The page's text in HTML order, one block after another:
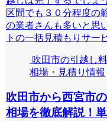
区間でも３０分程度の
の業者さんも多いと思
トの一括見積もりサー
吹田市の引越し
相場・見積り情報
吹田市から西宮市
相場を徹底解説！